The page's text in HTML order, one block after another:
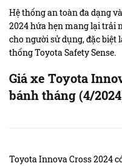
Hệ thống an toàn đa dạng
2024 hứa hẹn mang lại trải
cho người sử dụng, đặc biệt
thống Toyota Safety Sense.
Giá xe Toyota
bánh tháng (4/
Toyota Innova Cross 2024